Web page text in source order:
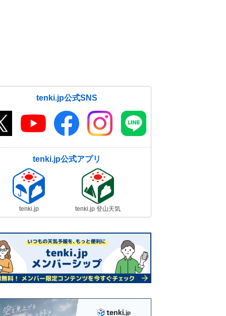
tenki.jp公式SNS
tenki.jp公式アプリ
tenki.jp tenki.jp 登山天気